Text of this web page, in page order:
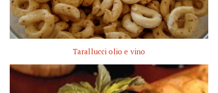
Tarallucci olio e vino